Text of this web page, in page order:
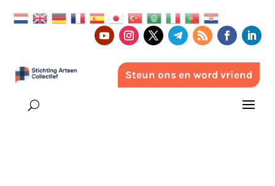
Steun ons en word vriend